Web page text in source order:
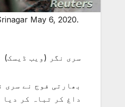
May 6, 2020.
سری نگر (ویب ڈیسک)
بھارتی فوج نے سری
داغ کر تباہ کر